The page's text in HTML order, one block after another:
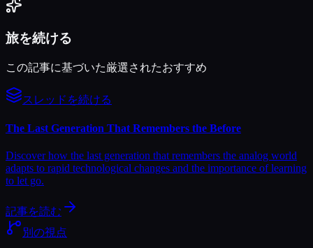
旅を続ける
この記事に基づいた厳選されたおすすめ
スレッドを続ける
The Last Generation That Remembers the Before
Discover how the last generation that remembers the analog world
adapts to rapid technological changes and the importance of learning
to let go.
記事を読む
別の視点